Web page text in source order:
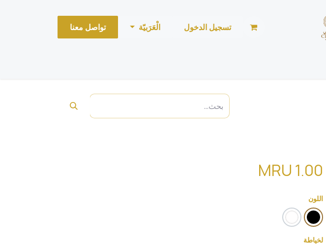
تسجيل الدخول الْعَرَبيّة تواصل معنا
1.00
اللون
لخياطة